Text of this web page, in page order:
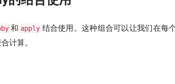
和 apply 结合使用。这种组合可以让我们在每
计算。